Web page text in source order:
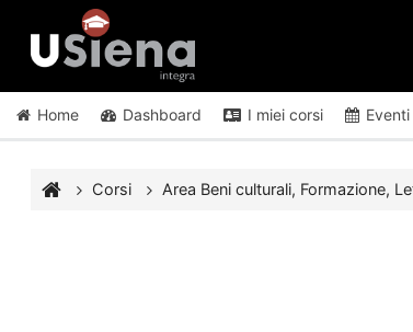
Vai al contenuto principale
Home Dashboard I miei corsi Eventi
Corsi Area Beni culturali, Formazione,